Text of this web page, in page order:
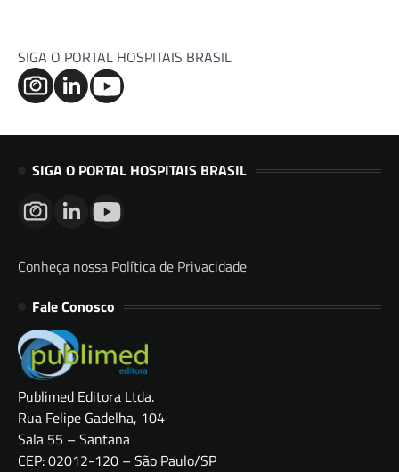
SIGA O PORTAL HOSPITAIS BRASIL
SIGA O PORTAL HOSPITAIS BRASIL
Conheça nossa Política de Privacidade
Fale Conosco
Publimed Editora Ltda.
Rua Felipe Gadelha, 104
Sala 55 – Santana
CEP: 02012-120 – São Paulo/SP